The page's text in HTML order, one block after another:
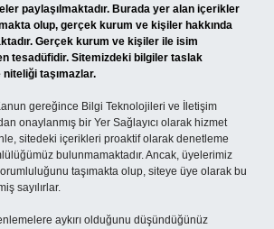
paylaşılmaktadır. Burada yer alan içerikler
olup, gerçek kurum ve kişiler hakkında
Gerçek kurum ve kişiler ile isim
tesadüfidir. Sitemizdeki bilgiler taslak
taşımazlar.
gereğince Bilgi Teknolojileri ve İletişim
onaylanmış bir Yer Sağlayıcı olarak hizmet
sitedeki içerikleri proaktif olarak denetleme
bulunmamaktadır. Ancak, üyelerimiz
taşımakta olup, siteye üye olarak bu
sayılırlar.
aykırı olduğunu düşündüğünüz